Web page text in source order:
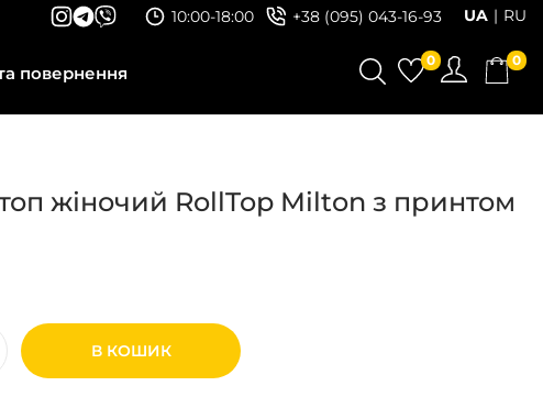
10:00-18:00 +38 (095) 043-16-93 UA RU
повернення
0 0
жіночий RollTop Milton з принтом
В КОШИК